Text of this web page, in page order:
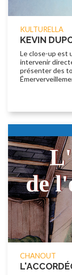
KULTURELLA
KEVIN
Le close-up est
intervenir
présenter des
CHANOUT